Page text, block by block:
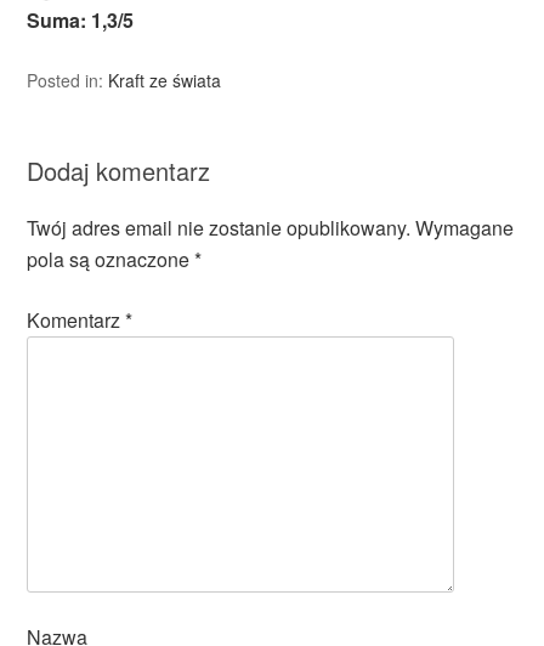
Suma: 1,3/5
Posted in: Kraft ze świata
Dodaj komentarz
Twój adres email nie zostanie opublikowany. Wymagane
pola są oznaczone*
Komentarz*
Nazwa